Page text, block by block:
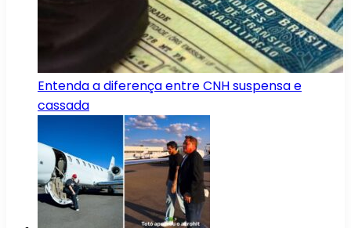
Entenda a diferença entre CNH suspensa e
cassada